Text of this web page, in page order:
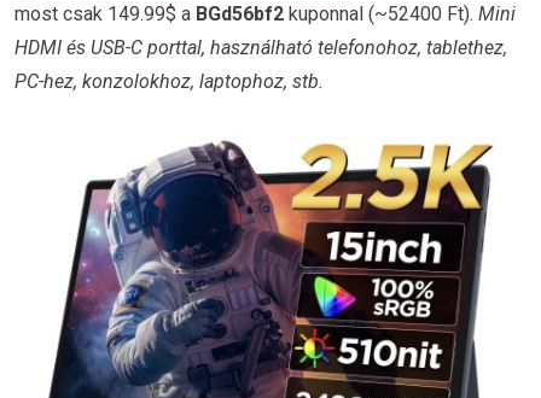
most csak 149.99$ a BGd56bf2 kuponnal (~52400 Ft). Mini
HDMI és USB-C porttal, használható telefonohoz, tablethez,
PC-hez, konzolokhoz, laptophoz, stb.